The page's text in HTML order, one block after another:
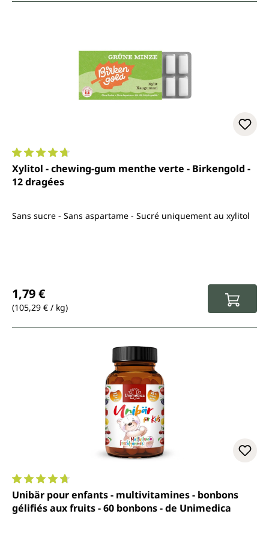
Note moyenne de 4.8 sur 5 étoiles
Xylitol - chewing-gum menthe verte - Birkengold -
12 dragées
Sans sucre - Sans aspartame - Sucré uniquement au xylitol
1,79 €
(105,29 € / kg)
Note moyenne de 4.7 sur 5 étoiles
Unibär pour enfants - multivitamines - bonbons
gélifiés aux fruits - 60 bonbons - de Unimedica